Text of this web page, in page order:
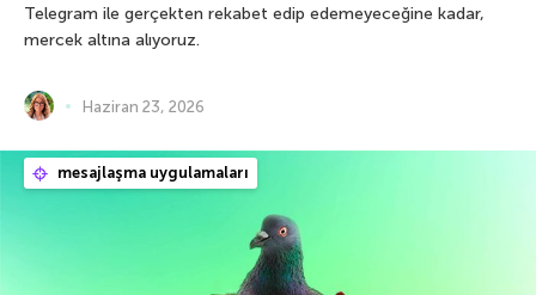
Telegram ile gerçekten rekabet edip edemeyeceğine kadar,
mercek altına alıyoruz.
Haziran 23, 2026
mesajlaşma uygulamaları